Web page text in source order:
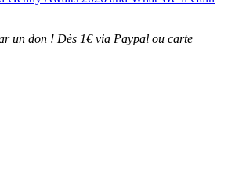
un don ! Dès 1€ via Paypal ou carte